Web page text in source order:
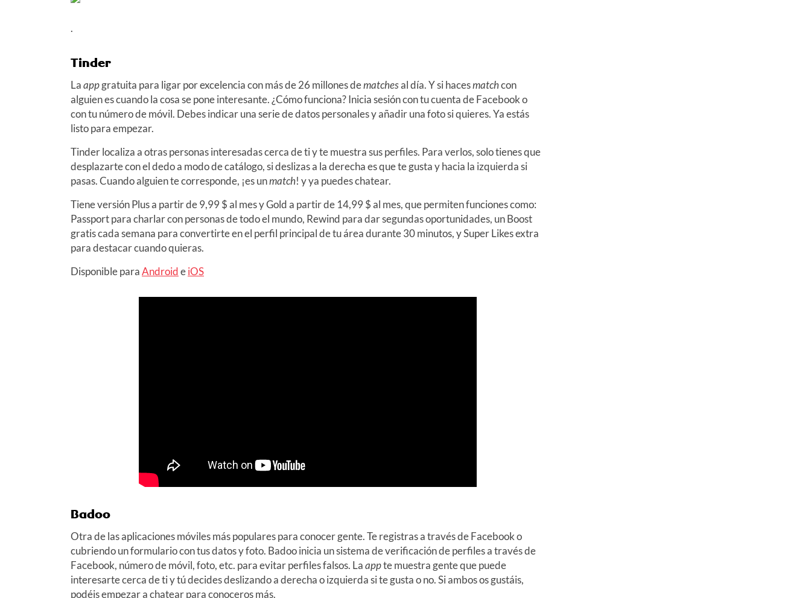
.
Tinder
Laappgratuita para ligar por excelencia con más de 26 millones dematchesal día. Y si hacesmatchcon
alguien es cuando la cosa se pone interesante. ¿Cómo funciona? Inicia sesión con tu cuenta de Facebook o
con tu número de móvil. Debes indicar una serie de datos personales y añadir una foto si quieres. Ya estás
listo para empezar.
Tinder localiza a otras personas interesadas cerca de ti y te muestra sus perfiles. Para verlos, solo tienes que
desplazarte con el dedo a modo de catálogo, si deslizas a la derecha es que te gusta y hacia la izquierda si
pasas. Cuando alguien te corresponde, ¡es unmatch! y ya puedes chatear.
Tiene versión Plus a partir de 9,99 $ al mes y Gold a partir de 14,99 $ al mes, que permiten funciones como:
Passport para charlar con personas de todo el mundo, Rewind para dar segundas oportunidades, un Boost
gratis cada semana para convertirte en el perfil principal de tu área durante 30 minutos, y Super Likes extra
para destacar cuando quieras.
Disponible paraAndroideiOS
Badoo
Otra de las aplicaciones móviles más populares para conocer gente. Te registras a través de Facebook o
cubriendo un formulario con tus datos y foto. Badoo inicia un sistema de verificación de perfiles a través de
Facebook, número de móvil, foto, etc. para evitar perfiles falsos. Laappte muestra gente que puede
interesarte cerca de ti y tú decides deslizando a derecha o izquierda si te gusta o no. Si ambos os gustáis,
podéis empezar a chatear para conoceros más.